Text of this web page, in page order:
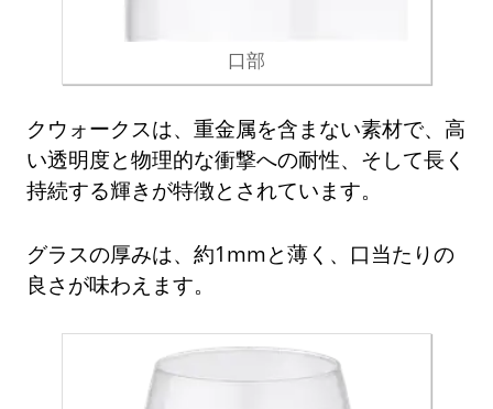
口部
クウォークスは、重金属を含まない素材で、高
い透明度と物理的な衝撃への耐性、そして長く
持続する輝きが特徴とされています。
グラスの厚みは、約1mmと薄く、口当たりの
良さが味わえます。